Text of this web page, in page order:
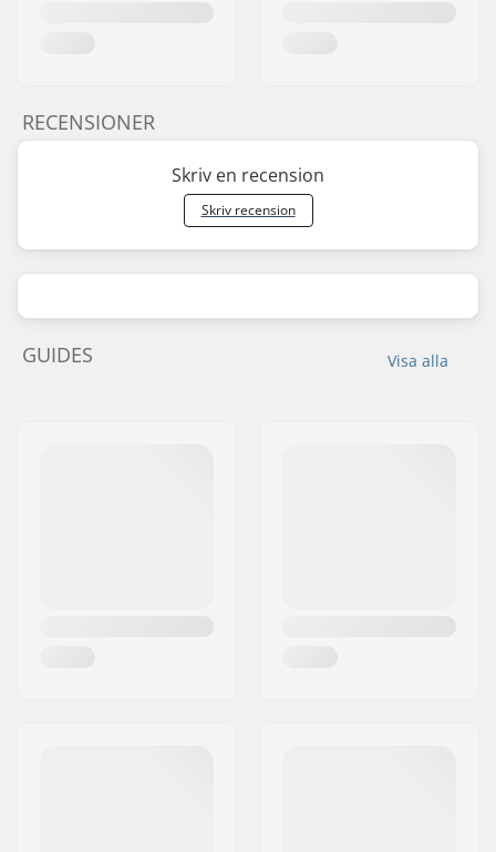
RECENSIONER
Skriv en recension
Skriv recension
Visa alla
GUIDES